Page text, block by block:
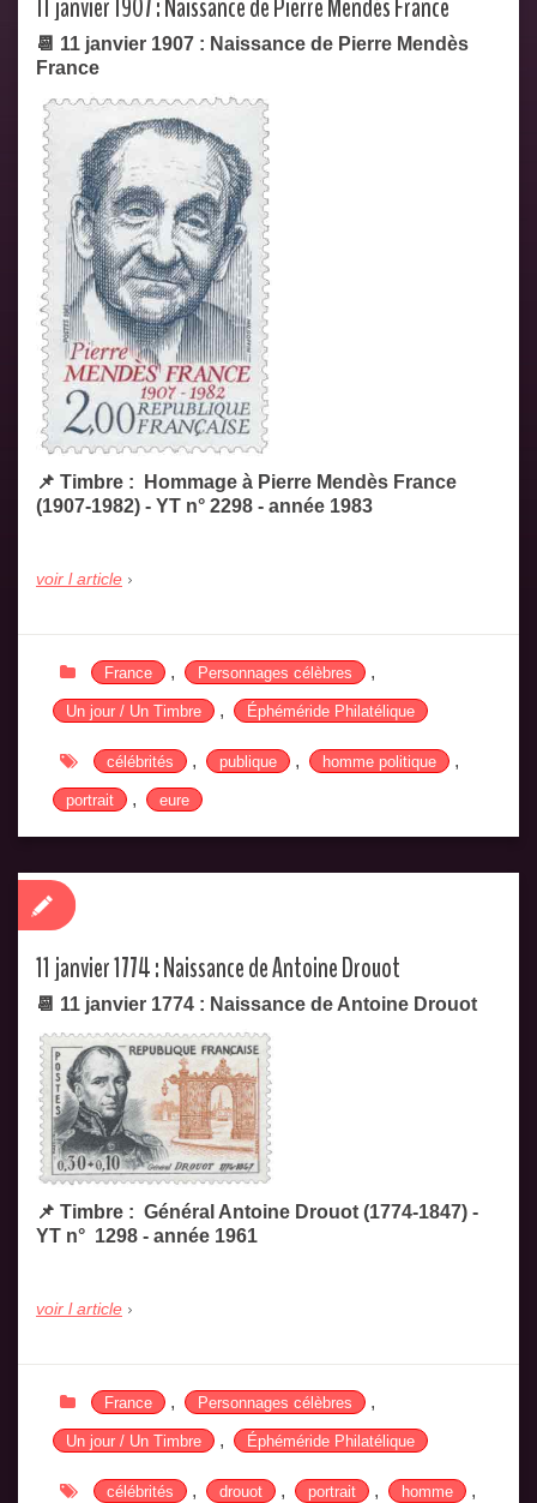
11 janvier 1907 : Naissance de Pierre Mendès France
📆 11 janvier 1907 : Naissance de Pierre Mendès
France
📌 Timbre : Hommage à Pierre Mendès France
(1907-1982) - YT n° 2298 - année 1983
voir l article
France , Personnages célèbres ,
Un jour / Un Timbre , Éphéméride Philatélique
célébrités , publique , homme politique ,
portrait , eure
11 janvier 1774 : Naissance de Antoine Drouot
📆 11 janvier 1774 : Naissance de Antoine Drouot
📌 Timbre : Général Antoine Drouot (1774-1847) -
YT n° 1298 - année 1961
voir l article
France , Personnages célèbres ,
Un jour / Un Timbre , Éphéméride Philatélique
célébrités , drouot , portrait , homme ,